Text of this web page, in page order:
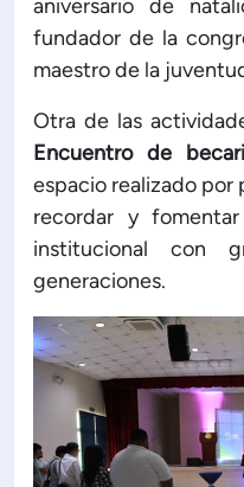
aniversario de
fundador de la
maestro de la
Otra de las
Encuentro de
espacio realizado por
recordar y
institucional con
generaciones.